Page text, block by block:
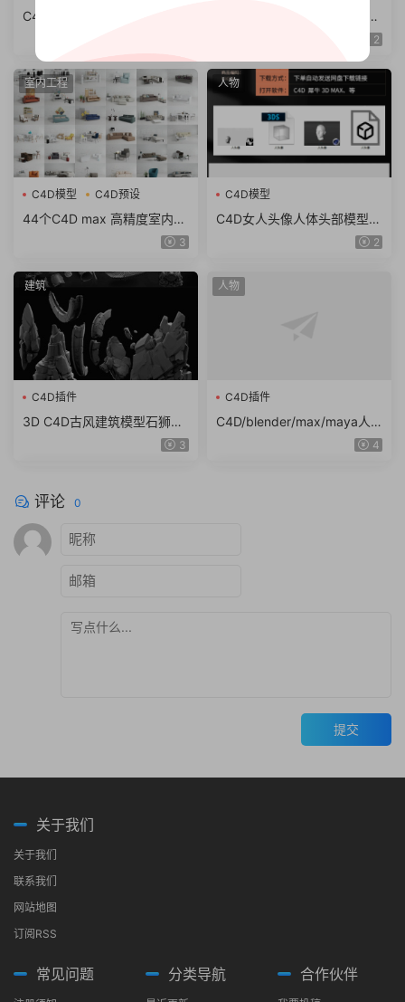
C4D卡通汽车运输交通工具警
模型素材
C4D/maya古风书房中国古代
宫廷建筑maya三维古装剧场2
室内工程
C4D模型 C4D预设
44个C4D max 高精度室内沙
发模型创意场景3D模型室内3
人物
C4D模型
C4D女人头像人体头部模型建
模设计素材犀牛rhino max 32
建筑
C4D插件
3D C4D古风建筑模型石狮龙
斗篷石头酒壶木屐蟾蜍 obj z3
人物
C4D插件
C4D/blender/max/maya人
物头像男女亚洲人物模型素材
4
评论 0
提交
关于我们
关于我们
联系我们
网站地图
订阅RSS
常见问题 分类导航 合作伙伴